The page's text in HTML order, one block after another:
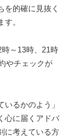
を的確に見抜く
。
～13時、21時
やチェックが
るかのよう」
心に届くアドバ
に考えている方